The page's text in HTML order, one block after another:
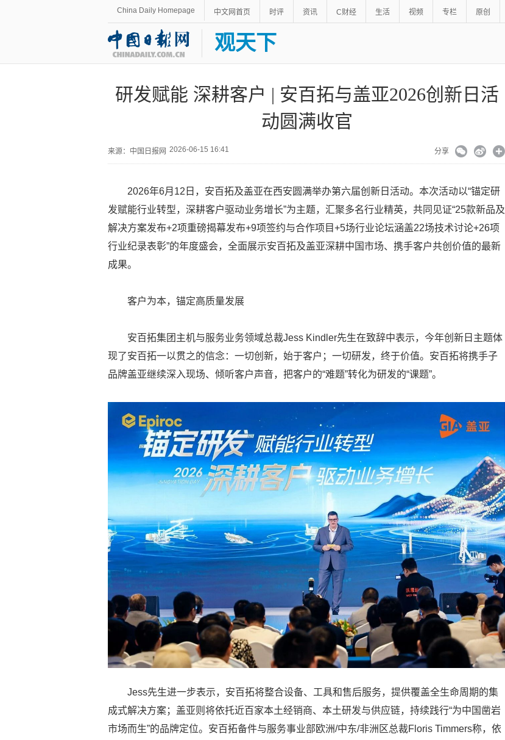
China Daily Homepage 中文网首页 时评 资讯 C财经 生活 视频 专栏 原创
观天下
研发赋能 深耕客户 | 安百拓与盖亚2026创新日活
动圆满收官
来源：中国日报网 2026-06-15 16:41 分享
2026年6月12日，安百拓及盖亚在西安圆满举办第六届创新日活动。本次活动以“锚定研
发赋能行业转型，深耕客户驱动业务增长”为主题，汇聚多名行业精英，共同见证“25款新品及
解决方案发布+2项重磅揭幕发布+9项签约与合作项目+5场行业论坛涵盖22场技术讨论+26项
行业纪录表彰”的年度盛会，全面展示安百拓及盖亚深耕中国市场、携手客户共创价值的最新
成果。
客户为本，锚定高质量发展
安百拓集团主机与服务业务领域总裁Jess Kindler先生在致辞中表示，今年创新日主题体
现了安百拓一以贯之的信念：一切创新，始于客户；一切研发，终于价值。安百拓将携手子
品牌盖亚继续深入现场、倾听客户声音，把客户的“难题”转化为研发的“课题”。
Jess先生进一步表示，安百拓将整合设备、工具和售后服务，提供覆盖全生命周期的集
成式解决方案；盖亚则将依托近百家本土经销商、本土研发与供应链，持续践行“为中国凿岩
市场而生”的品牌定位。安百拓备件与服务事业部欧洲/中东/非洲区总裁Floris Timmers称，依